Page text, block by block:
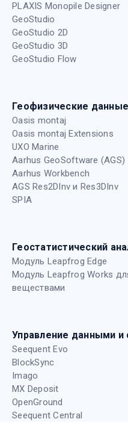
PLAXIS Monopile Designer
GeoStudio
GeoStudio 2D
GeoStudio 3D
GeoStudio Flow
Геофизические данные
Oasis montaj
Oasis montaj Extensions
UXO Marine
Aarhus GeoSoftware (AGS)
Aarhus Workbench
AGS Res2DInv и Res3DInv
SPIA
Геостатистический
Модуль Leapfrog Edge
Модуль Leapfrog Works
веществами
Управление данными и
Seequent Evo
BlockSync
Imago
MX Deposit
OpenGround
Seequent Central